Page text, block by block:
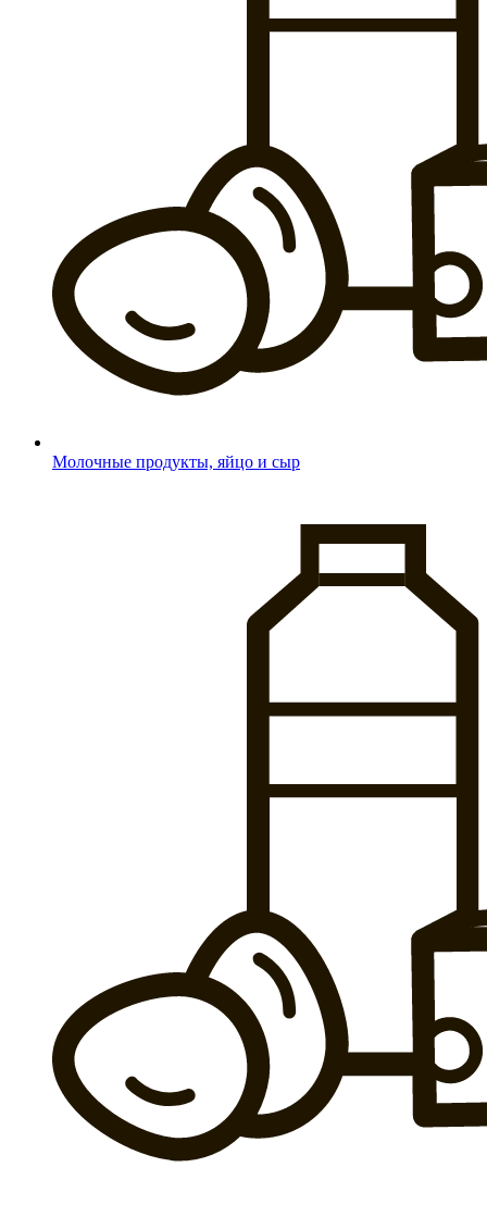
Молочные продукты, яйцо и сыр